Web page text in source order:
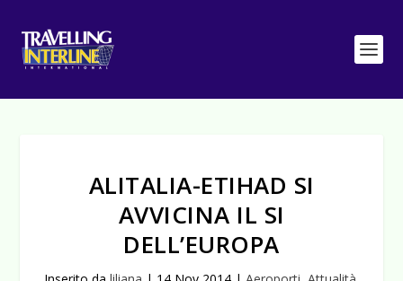
ALITALIA-ETIHAD SI
AVVICINA IL SI
DELL’EUROPA